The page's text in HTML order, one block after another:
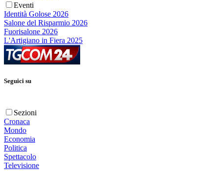
Eventi
Identità Golose 2026
Salone del Risparmio 2026
Fuorisalone 2026
L'Artigiano in Fiera 2025
Seguici su
Sezioni
Cronaca
Mondo
Economia
Politica
Spettacolo
Televisione